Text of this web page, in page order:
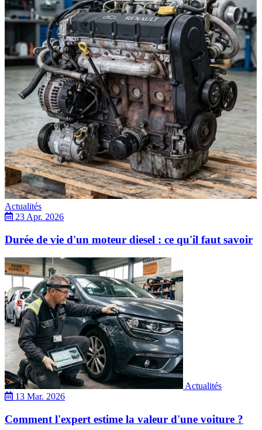
Actualités
23 Apr. 2026
Durée de vie d'un moteur diesel : ce qu'il faut savoir
Actualités
13 Mar. 2026
Comment l'expert estime la valeur d'une voiture ?